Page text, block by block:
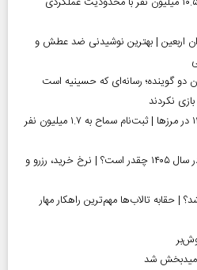
اربعین | بهترین نوشیدنی ضد عطش و
دو گوینده؛ رسانه‌ای که حسینیه است
آغاز رسمی برنامه‌های اربعین ۱۴۰۵ در مرز‌ها | ثبت‌نام سماح به ۱.۷ میلیون نفر
قیمت قبر در بهشت زهرا (س) در سال ۱۴۰۵ چقدر است؟ | نرخ خرید، رزرو و
| حقابه تالاب‌ها مهم‌ترین راهکار مهار
شد